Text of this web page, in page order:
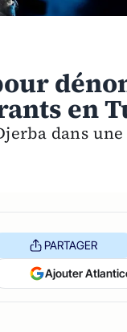
en
dans
PARTAGER
Ajouter